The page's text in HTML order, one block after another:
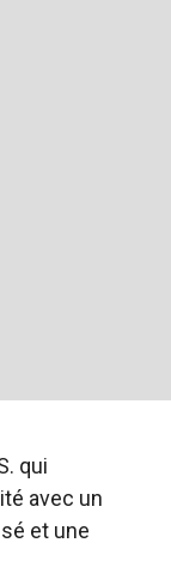
qui
avec un
et une